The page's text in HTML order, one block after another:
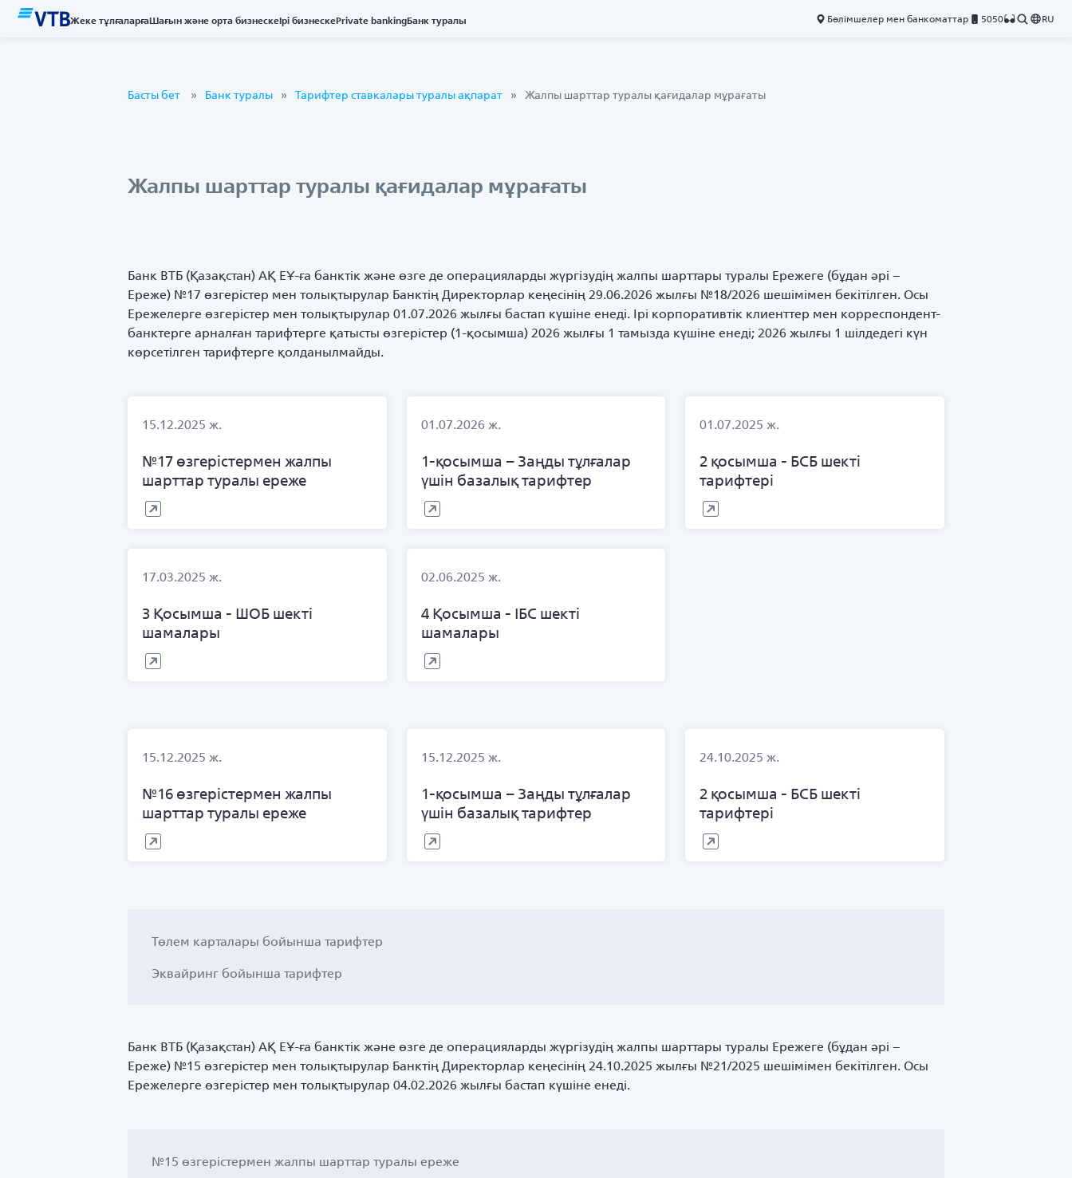
Жеке тұлғаларғаШағын және орта бизнескеІрі бизнескеPrivate bankingБанк туралы Бөлімшелер мен банкоматтар 5050 RU
Басты бет Банк туралы Тарифтер ставкалары туралы ақпарат Жалпы шарттар туралы қағидалар мұрағаты
Жалпы шарттар туралы қағидалар мұрағаты
Банк ВТБ (Қазақстан) АҚ ЕҰ-ға банктік және өзге де операцияларды жүргізудің жалпы шарттары туралы Ережеге (бұдан әрі –
Ереже) №17 өзгерістер мен толықтырулар Банктің Директорлар кеңесінің 29.06.2026 жылғы №18/2026 шешімімен бекітілген. Осы
Ережелерге өзгерістер мен толықтырулар 01.07.2026 жылғы бастап күшіне енеді. Ірі корпоративтік клиенттер мен корреспондент-
банктерге арналған тарифтерге қатысты өзгерістер (1-қосымша) 2026 жылғы 1 тамызда күшіне енеді; 2026 жылғы 1 шілдедегі күн
көрсетілген тарифтерге қолданылмайды.
15.12.2025 ж.
№17 өзгерістермен жалпы
шарттар туралы ереже
01.07.2026 ж.
1-қосымша – Заңды тұлғалар
үшін базалық тарифтер
01.07.2025 ж.
2 қосымша - БСБ шекті
тарифтері
17.03.2025 ж.
3 Қосымша - ШОБ шекті
шамалары
02.06.2025 ж.
4 Қосымша - ІБС шекті
шамалары
15.12.2025 ж.
№16 өзгерістермен жалпы
шарттар туралы ереже
15.12.2025 ж.
1-қосымша – Заңды тұлғалар
үшін базалық тарифтер
24.10.2025 ж.
2 қосымша - БСБ шекті
тарифтері
Төлем карталары бойынша тарифтер
Эквайринг бойынша тарифтер
Банк ВТБ (Қазақстан) АҚ ЕҰ-ға банктік және өзге де операцияларды жүргізудің жалпы шарттары туралы Ережеге (бұдан әрі –
Ереже) №15 өзгерістер мен толықтырулар Банктің Директорлар кеңесінің 24.10.2025 жылғы №21/2025 шешімімен бекітілген. Осы
Ережелерге өзгерістер мен толықтырулар 04.02.2026 жылғы бастап күшіне енеді.
№15 өзгерістермен жалпы шарттар туралы ереже